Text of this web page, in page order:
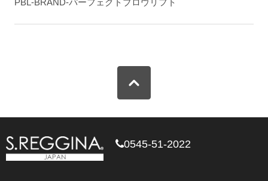
PBL-BRAND-パーフェクトブロウリフト
0545-51-2022